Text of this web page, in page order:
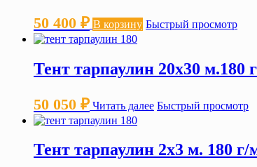
50 400 ₽ В корзину Быстрый просмотр
Тент тарпаулин 20х30 м.180
50 050 ₽ Читать далее Быстрый просмотр
Тент тарпаулин 2х3 м. 180